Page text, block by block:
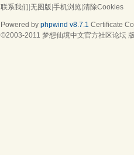
联系我们|无图版|手机浏览|清除Cookies
Powered by phpwind v8.7.1 Certificate
©2003-2011 梦想仙境中文官方社区论坛